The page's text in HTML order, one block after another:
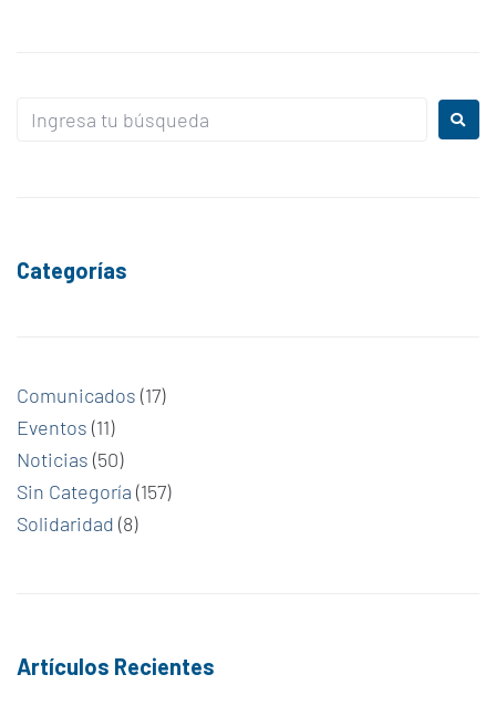
Categorías
Comunicados (17)
Eventos (11)
Noticias (50)
Sin Categoría (157)
Solidaridad (8)
Artículos Recientes